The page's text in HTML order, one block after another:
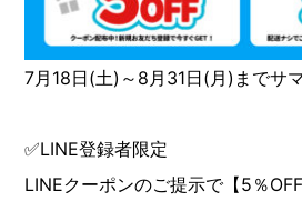
7月18日(土)～8月31日(月)までサ
✅LINE登録者限定
LINEクーポンのご提示で【5％OFF